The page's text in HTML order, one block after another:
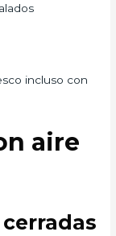
incluso con
aire